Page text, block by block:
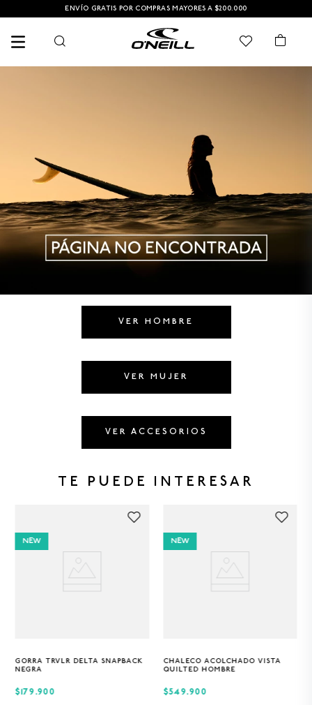
ENVÍO GRATIS POR COMPRAS MAYORES A $200.000
VER HOMBRE
VER MUJER
VER ACCESORIOS
TE PUEDE INTERESAR
NEW
GORRA TRVLR DELTA SNAPBACK
NEGRA
Única
$179.900
NEW
CHALECO ACOLCHADO VISTA
QUILTED HOMBRE
S M XL
$549.900
PANTALONETAS HOMBRE
4. GORRA
BERMUDAS
7. HOMBRE
CAMISETAS HOMBRE